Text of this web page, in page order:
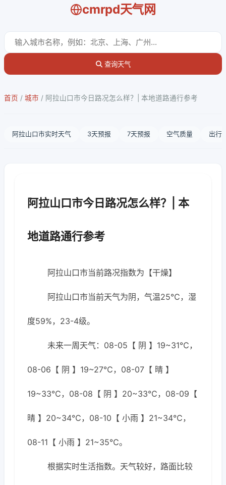
cmrpd天气网
查询天气
首页 / 城市 / 阿拉山口市今日路况怎么样？| 本地道路通行参考
阿拉山口市实时天气 3天预报 7天预报 空气质量 出行
阿拉山口市今日路况怎么样？| 本
地道路通行参考
阿拉山口市当前路况指数为【干燥】
阿拉山口市当前天气为阴，气温25℃，湿
度59%，23-4级。
未来一周天气：08-05【 阴 】19~31℃，
08-06【 阴 】19~27℃，08-07【 晴 】
19~33℃，08-08【 阴 】20~33℃，08-09【
晴 】20~34℃，08-10【 小雨 】21~34℃，
08-11【 小雨 】21~35℃。
根据实时生活指数。天气较好，路面比较